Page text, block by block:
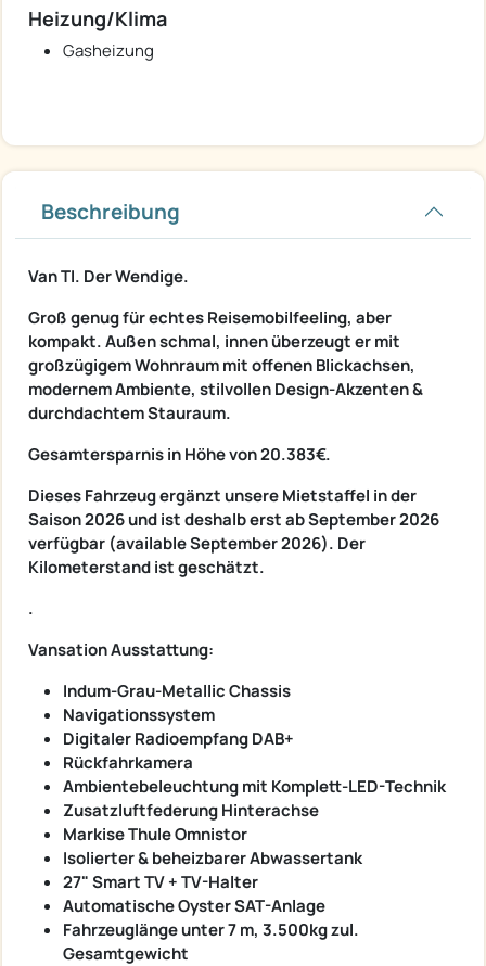
Heizung/Klima
Gasheizung
Beschreibung
Van TI. Der Wendige.
Groß genug für echtes Reisemobilfeeling, aber
kompakt. Außen schmal, innen überzeugt er mit
großzügigem Wohnraum mit offenen Blickachsen,
modernem Ambiente, stilvollen Design-Akzenten &
durchdachtem Stauraum.
Gesamtersparnis in Höhe von 20.383€.
Dieses Fahrzeug ergänzt unsere Mietstaffel in der
Saison 2026 und ist deshalb erst ab September 2026
verfügbar (available September 2026). Der
Kilometerstand ist geschätzt.
.
Vansation Ausstattung:
Indum-Grau-Metallic Chassis
Navigationssystem
Digitaler Radioempfang DAB+
Rückfahrkamera
Ambientebeleuchtung mit Komplett-LED-Technik
Zusatzluftfederung Hinterachse
Markise Thule Omnistor
Isolierter & beheizbarer Abwassertank
27" Smart TV + TV-Halter
Automatische Oyster SAT-Anlage
Fahrzeuglänge unter 7 m, 3.500kg zul.
Gesamtgewicht